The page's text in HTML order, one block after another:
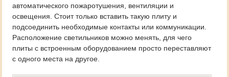
автоматического пожаротушения, вентиляции и
освещения. Стоит только вставить такую плиту и
подсоединить необходимые контакты или коммуникации.
Расположение светильников можно менять, для чего
плиты с встроенным оборудованием просто переставляют
с одного места на другое.